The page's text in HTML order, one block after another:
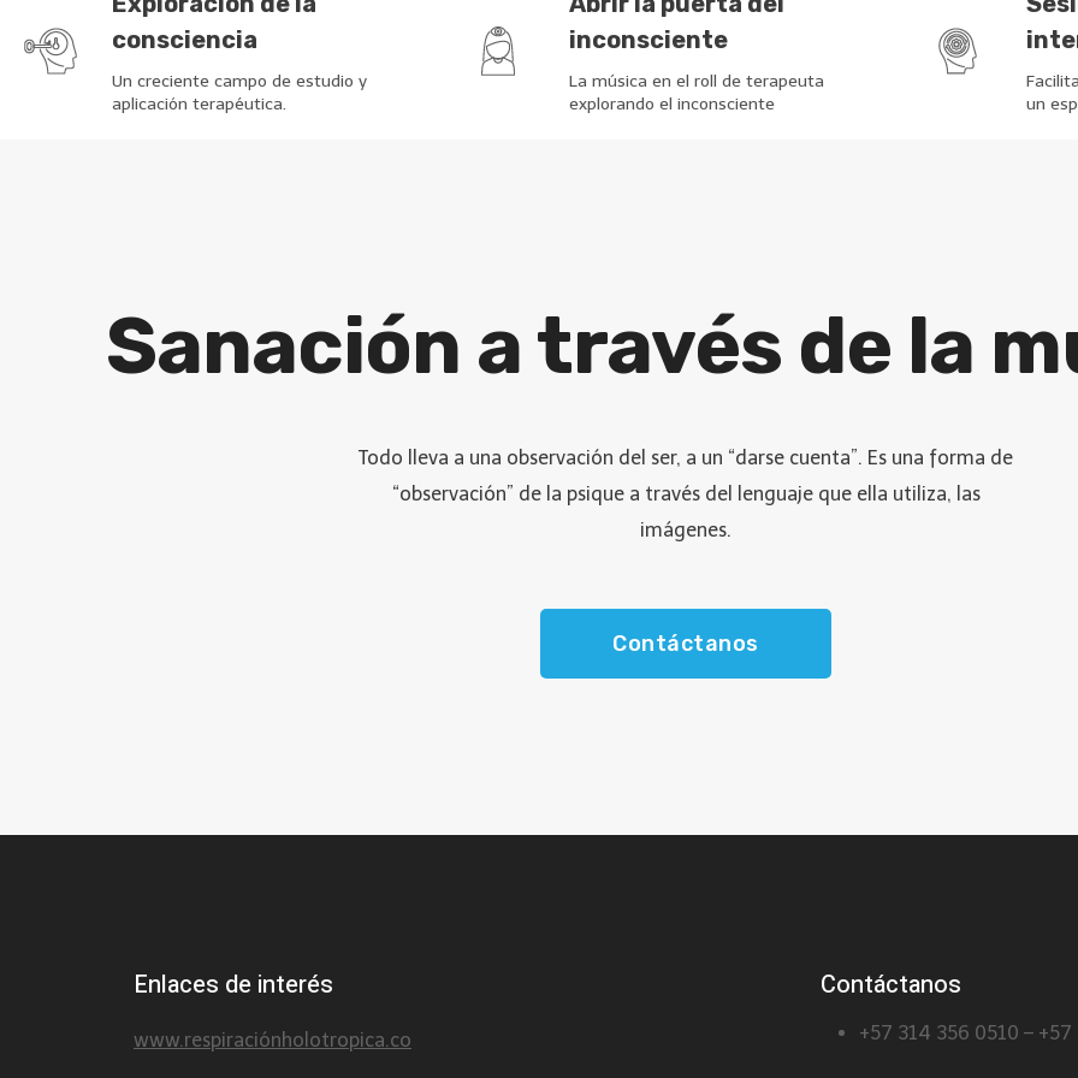
consciencia
Un creciente campo de estudio y
aplicación terapéutica.
inconsciente
La música en el roll de terapeuta
explorando el inconsciente
un
Sanación a través de la
Todo lleva a una observación del ser, a un “darse cuenta”. Es una forma de
“observación” de la psique a través del lenguaje que ella utiliza, las
imágenes.
Contáctanos
Enlaces de interés
www.respiraciónholotropica.co
Contáctanos
+57 314 356 0510 –